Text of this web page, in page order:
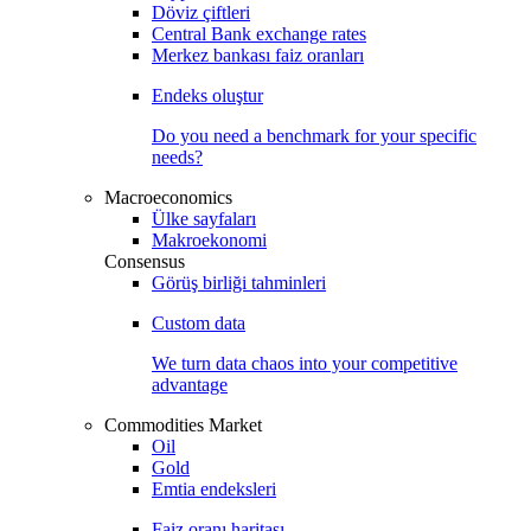
Döviz çiftleri
Central Bank exchange rates
Merkez bankası faiz oranları
Endeks oluştur
Do you need a benchmark for your specific
needs?
Macroeconomics
Ülke sayfaları
Makroekonomi
Consensus
Görüş birliği tahminleri
Custom data
We turn data chaos into your competitive
advantage
Commodities Market
Oil
Gold
Emtia endeksleri